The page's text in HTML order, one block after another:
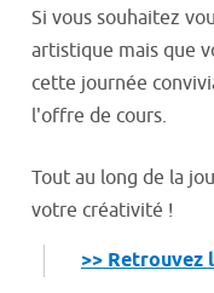
Si vous souhaitez
artistique mais que
cette journée
l'offre de cours.
Tout au long de la
votre créativité !
>> Retrouvez